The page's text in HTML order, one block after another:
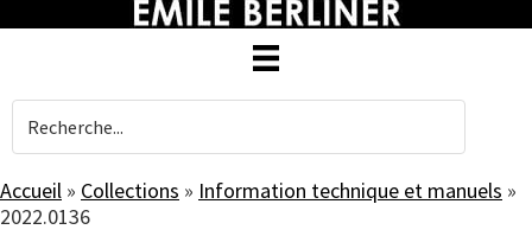
Accueil » Collections » Information technique et manuels »
2022.0136